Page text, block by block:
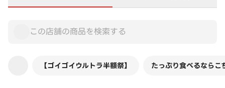
【ゴイゴイウルトラ半額祭】 たっぷり食べるなら